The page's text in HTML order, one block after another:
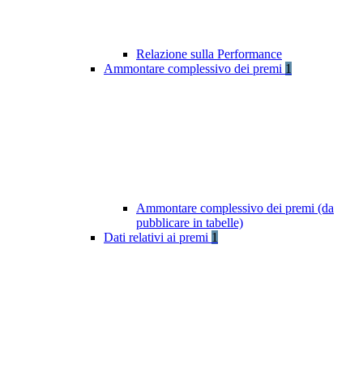
Relazione sulla Performance
Ammontare complessivo dei premi 1
Ammontare complessivo dei premi (da
pubblicare in tabelle)
Dati relativi ai premi 1